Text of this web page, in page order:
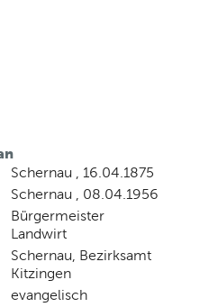
Schernau , 16.04.1875
Schernau , 08.04.1956
Bürgermeister
Landwirt
Schernau, Bezirksamt
Kitzingen
evangelisch